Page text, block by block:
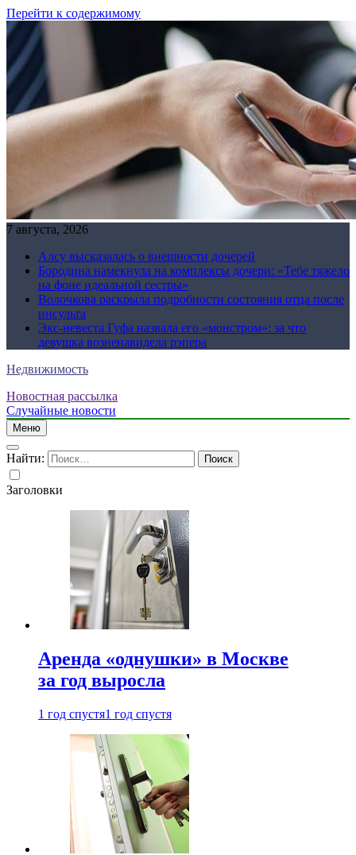
Перейти к содержимому
7 августа, 2026
Алсу высказалась о внешности дочерей
Бородина намекнула на комплексы дочери: «Тебе тяжело
на фоне идеальной сестры»
Волочкова раскрыла подробности состояния отца после
инсульта
Экс-невеста Гуфа назвала его «монстром»: за что
девушка возненавидела рэпера
Недвижимость
Новостная рассылка
Случайные новости
Меню
Найти:
Заголовки
Аренда «однушки» в Москве
за год выросла
1 год спустя1 год спустя